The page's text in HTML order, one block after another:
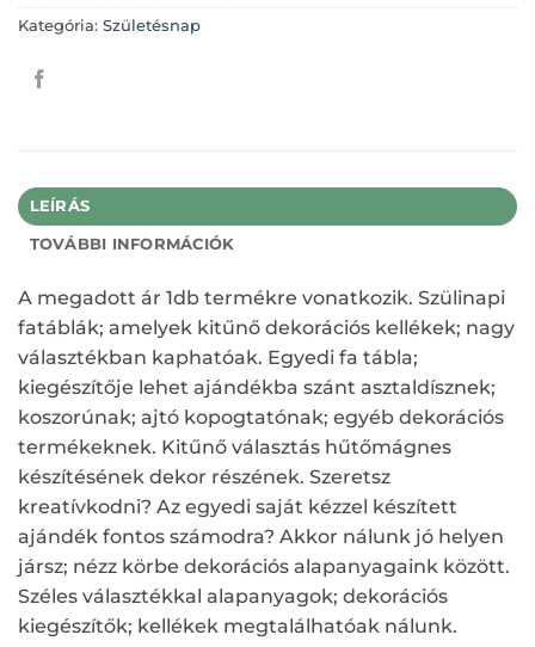
Kategória: Születésnap
LEÍRÁS
TOVÁBBI INFORMÁCIÓK
A megadott ár 1db termékre vonatkozik. Szülinapi
fatáblák; amelyek kitűnő dekorációs kellékek; nagy
választékban kaphatóak. Egyedi fa tábla;
kiegészítője lehet ajándékba szánt asztaldísznek;
koszorúnak; ajtó kopogtatónak; egyéb dekorációs
termékeknek. Kitűnő választás hűtőmágnes
készítésének dekor részének. Szeretsz
kreatívkodni? Az egyedi saját kézzel készített
ajándék fontos számodra? Akkor nálunk jó helyen
jársz; nézz körbe dekorációs alapanyagaink között.
Széles választékkal alapanyagok; dekorációs
kiegészítők; kellékek megtalálhatóak nálunk.